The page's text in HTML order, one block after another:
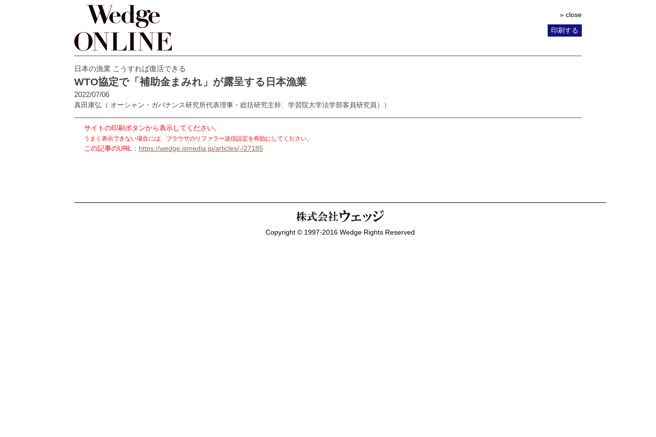
» close
印刷する
日本の漁業 こうすれば復活できる
WTO協定で「補助金まみれ」が露呈する日本漁業
2022/07/06
真田康弘 （ オーシャン・ガバナンス研究所代表理事・総括研究主幹、学習院大学法学部客員研究員））
サイトの印刷ボタンから表示してください。
うまく表示できない場合には、ブラウザのリファラー送信設定を有効にしてください。
この記事のURL： https://wedge.ismedia.jp/articles/-/27185
Copyright © 1997-2016 Wedge Rights Reserved